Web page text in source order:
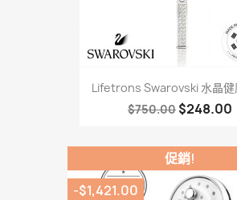
Lifetrons Swarovski 水晶健
$750.00 $248.00
促銷!
-$1,421.00